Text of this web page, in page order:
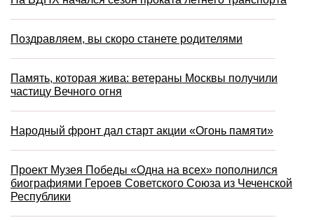
Поздравляем, вы скоро станете родителями
Память, которая жива: ветераны Москвы получили
частицу Вечного огня
Народный фронт дал старт акции «Огонь памяти»
Проект Музея Победы «Одна на всех» пополнился
биографиями Героев Советского Союза из Чеченской
Республики